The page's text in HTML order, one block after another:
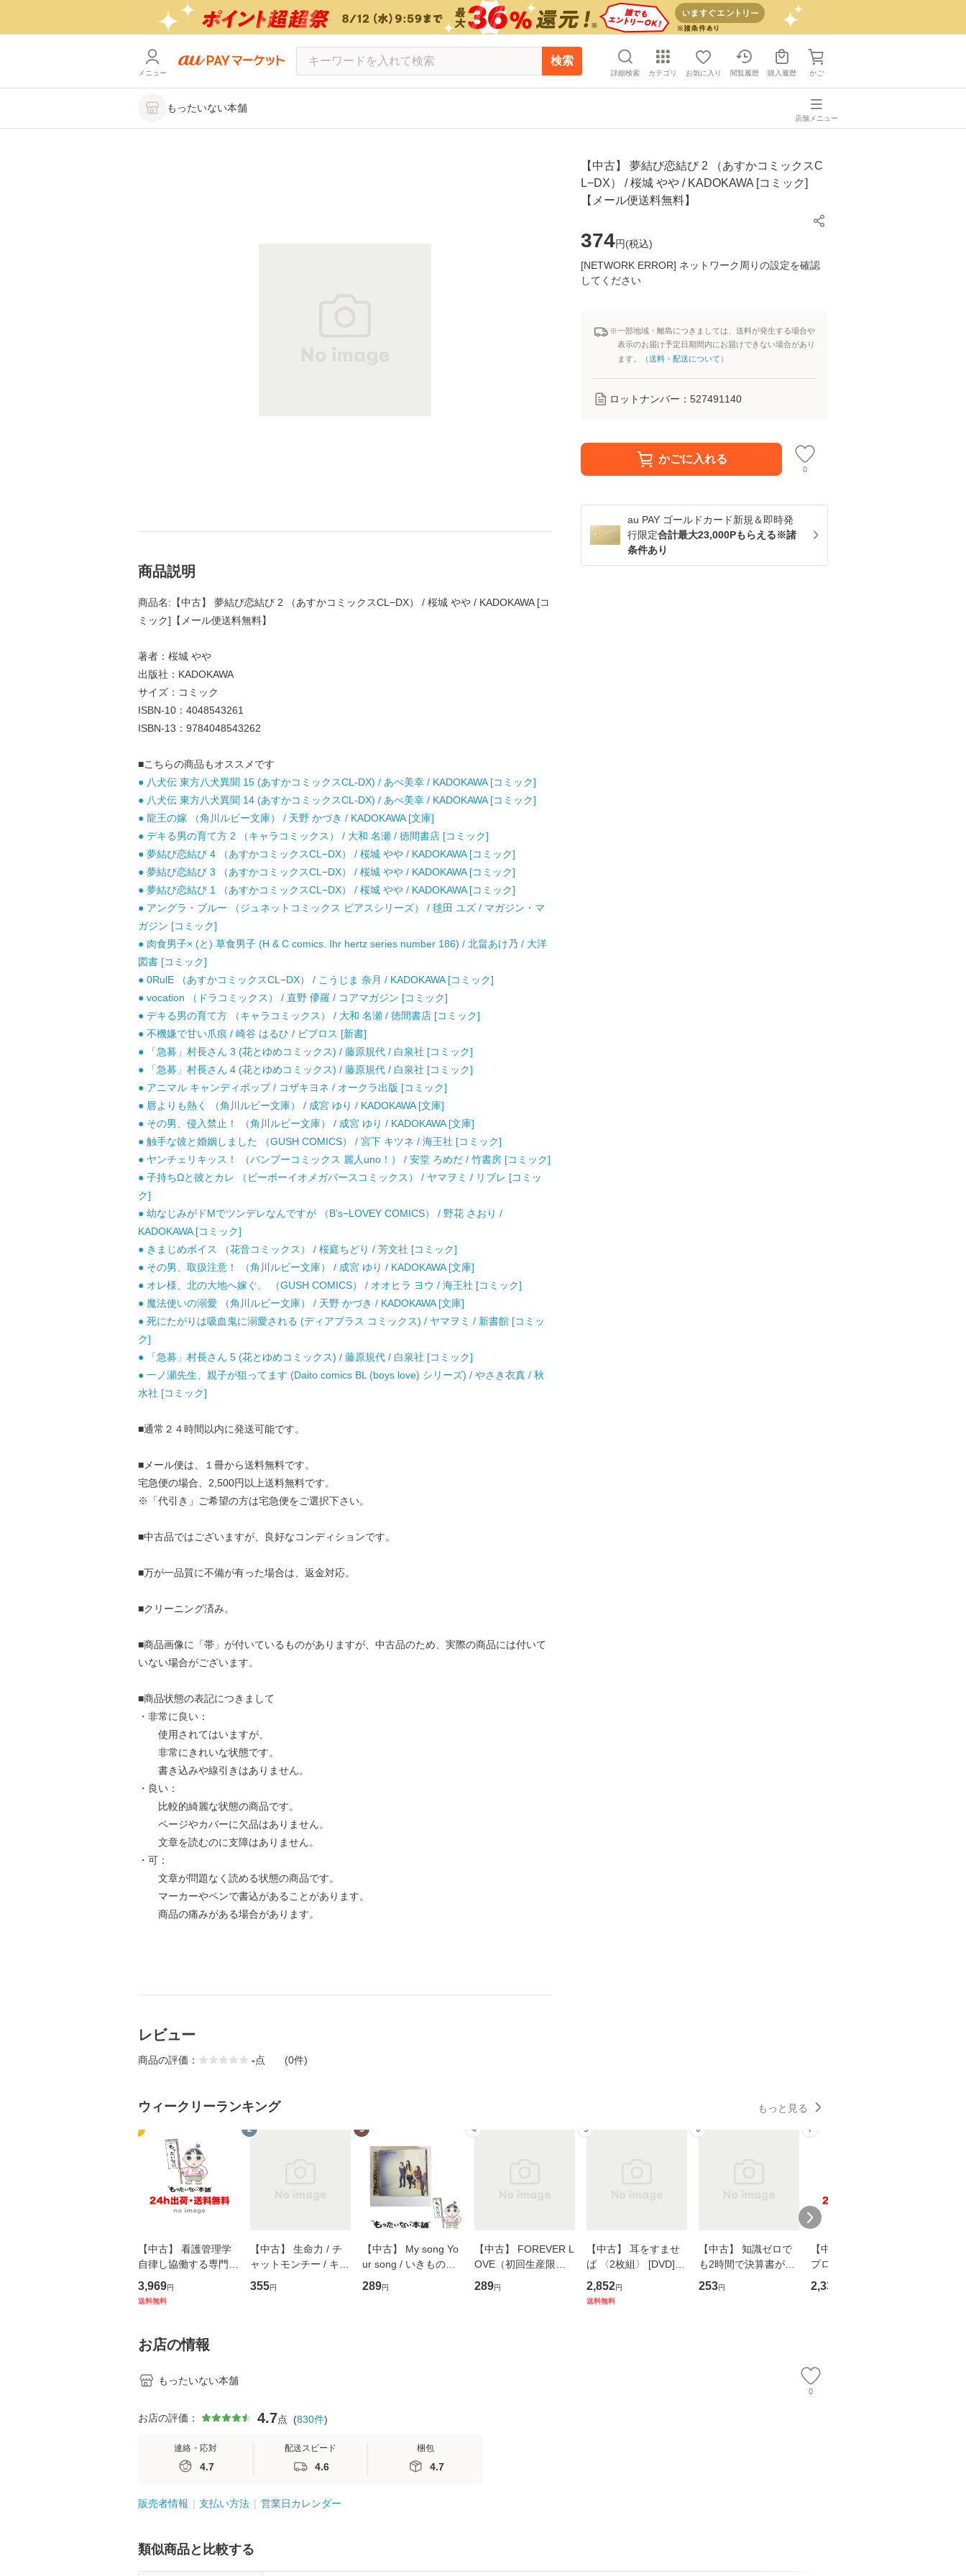
メニュー
検索
詳細検索 カテゴリ お気に入り 閲覧履歴 購入履歴 かご
もったいない本舗
店舗メニュー
【中古】 夢結び恋結び 2 （あすかコミックスC
L−DX） / 桜城 やや / KADOKAWA [コミック]
【メール便送料無料】
374円(税込)
[NETWORK ERROR] ネットワーク周りの設定を確認
してください
※一部地域・離島につきましては、送料が発生する場合や
表示のお届け予定日期間内にお届けできない場合があり
ます。（送料・配送について ）
ロットナンバー： 527491140
かごに入れる
0
au PAY ゴールドカード新規＆即時発
行限定合計最大23,000Pもらえる※諸
条件あり
商品説明
商品名:【中古】 夢結び恋結び 2 （あすかコミックスCL−DX） / 桜城 やや / KADOKAWA [コ
ミック]【メール便送料無料】
著者：桜城 やや
出版社：KADOKAWA
サイズ：コミック
ISBN-10：4048543261
ISBN-13：9784048543262
■こちらの商品もオススメです
● 八犬伝 東方八犬異聞 15 (あすかコミックスCL-DX) / あべ美幸 / KADOKAWA [コミック]
● 八犬伝 東方八犬異聞 14 (あすかコミックスCL-DX) / あべ美幸 / KADOKAWA [コミック]
● 龍王の嫁 （角川ルビー文庫） / 天野 かづき / KADOKAWA [文庫]
● デキる男の育て方 2 （キャラコミックス） / 大和 名瀬 / 徳間書店 [コミック]
● 夢結び恋結び 4 （あすかコミックスCL−DX） / 桜城 やや / KADOKAWA [コミック]
● 夢結び恋結び 3 （あすかコミックスCL−DX） / 桜城 やや / KADOKAWA [コミック]
● 夢結び恋結び 1 （あすかコミックスCL−DX） / 桜城 やや / KADOKAWA [コミック]
● アングラ・ブルー （ジュネットコミックス ピアスシリーズ） / 毬田 ユズ / マガジン・マ
ガジン [コミック]
● 肉食男子× (と) 草食男子 (H & C comics. Ihr hertz series number 186) / 北畠あけ乃 / 大洋
図書 [コミック]
● 0RulE （あすかコミックスCL−DX） / こうじま 奈月 / KADOKAWA [コミック]
● vocation （ドラコミックス） / 直野 儚羅 / コアマガジン [コミック]
● デキる男の育て方 （キャラコミックス） / 大和 名瀬 / 徳間書店 [コミック]
● 不機嫌で甘い爪痕 / 崎谷 はるひ / ビブロス [新書]
● 「急募」村長さん 3 (花とゆめコミックス) / 藤原規代 / 白泉社 [コミック]
● 「急募」村長さん 4 (花とゆめコミックス) / 藤原規代 / 白泉社 [コミック]
● アニマル キャンディポップ / コザキヨネ / オークラ出版 [コミック]
● 唇よりも熱く （角川ルビー文庫） / 成宮 ゆり / KADOKAWA [文庫]
● その男、侵入禁止！ （角川ルビー文庫） / 成宮 ゆり / KADOKAWA [文庫]
● 触手な彼と婚姻しました （GUSH COMICS） / 宮下 キツネ / 海王社 [コミック]
● ヤンチェリキッス！ （バンブーコミックス 麗人uno！） / 安堂 ろめだ / 竹書房 [コミック]
● 子持ちΩと彼とカレ （ビーボーイオメガバースコミックス） / ヤマヲミ / リブレ [コミッ
ク]
● 幼なじみがドMでツンデレなんですが （B’s−LOVEY COMICS） / 野花 さおり /
KADOKAWA [コミック]
● きまじめボイス （花音コミックス） / 桜庭ちどり / 芳文社 [コミック]
● その男、取扱注意！ （角川ルビー文庫） / 成宮 ゆり / KADOKAWA [文庫]
● オレ様、北の大地へ嫁ぐ。 （GUSH COMICS） / オオヒラ ヨウ / 海王社 [コミック]
● 魔法使いの溺愛 （角川ルビー文庫） / 天野 かづき / KADOKAWA [文庫]
● 死にたがりは吸血鬼に溺愛される (ディアプラス コミックス) / ヤマヲミ / 新書館 [コミッ
ク]
● 「急募」村長さん 5 (花とゆめコミックス) / 藤原規代 / 白泉社 [コミック]
● 一ノ瀬先生、親子が狙ってます (Daito comics BL (boys love) シリーズ) / やさき衣真 / 秋
水社 [コミック]
■通常２４時間以内に発送可能です。
■メール便は、１冊から送料無料です。
宅急便の場合、2,500円以上送料無料です。
※「代引き」ご希望の方は宅急便をご選択下さい。
■中古品ではございますが、良好なコンディションです。
■万が一品質に不備が有った場合は、返金対応。
■クリーニング済み。
■商品画像に「帯」が付いているものがありますが、中古品のため、実際の商品には付いて
いない場合がございます。
■商品状態の表記につきまして
・非常に良い：
使用されてはいますが、
非常にきれいな状態です。
書き込みや線引きはありません。
・良い：
比較的綺麗な状態の商品です。
ページやカバーに欠品はありません。
文章を読むのに支障はありません。
・可：
文章が問題なく読める状態の商品です。
マーカーやペンで書込があることがあります。
商品の痛みがある場合があります。
レビュー
商品の評価： -点 (0件)
ウィークリーランキング もっと見る
1
【中古】 看護管理学
自律し協働する専門職
の看護マネジメントス
キル 改訂第3版 (看護
堂 [単行
3,969円
送料無料
2
【中古】 生命力 / チ
ャットモンチー / キュ
ーンレコード [CD]
【メール便送料無料】
355円
3
【中古】 My song Yo
ur song / いきものが
かり / [CD]【メール便
送料無料】
289円
4
【中古】 FOREVER L
OVE（初回生産限定
盤） / 清水翔太×加藤
ミリヤ / [CD]【メール
289円
5
【中古】 耳をすませ
ば 〈2枚組〉 [DVD] /
ブエナ・ビスタ・ホー
ム・エンターテイメン
2,852円
送料無料
6
【中古】 知識ゼロで
も2時間で決算書が読
めるようになる！ 会
計超入門！ / 佐伯 良
253円
7
【中古】 野ブタ。を
プロデュース [DVD-B
OX] / バップ [DVD]
【メール便送料無料】
2,335
お店の情報
もったいない本舗
0
お店の評価： 4.7点 (830件)
連絡・応対
4.7
配送スピード
4.6
梱包
4.7
販売者情報 支払い方法 営業日カレンダー
類似商品と比較する